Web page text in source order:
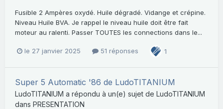
Fusible 2 Ampères oxydé. Huile dégradé. Vidange et crépine.
Niveau Huile BVA. Je rappel le niveau huile doit être fait
moteur au ralenti. Passer TOUTES les connections dans le...
le 27 janvier 2025 51 réponses 1
Super 5 Automatic '86 de LudoTITANIUM
LudoTITANIUM a répondu à un(e) sujet de LudoTITANIUM
dans PRESENTATION